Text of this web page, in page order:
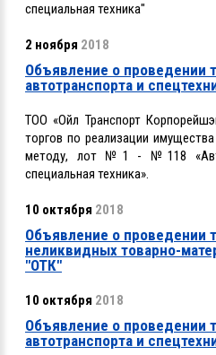
специальная техника"
2 ноября 2018
Объявление о проведении
автотранспорта и
ТОО «Ойл Транспорт
торгов по реализации
методу, лот №1 - №118
специальная техника».
10 октября 2018
Объявление о проведении
неликвидных товарно-
"ОТК"
10 октября 2018
Объявление о проведении
автотранспорта и